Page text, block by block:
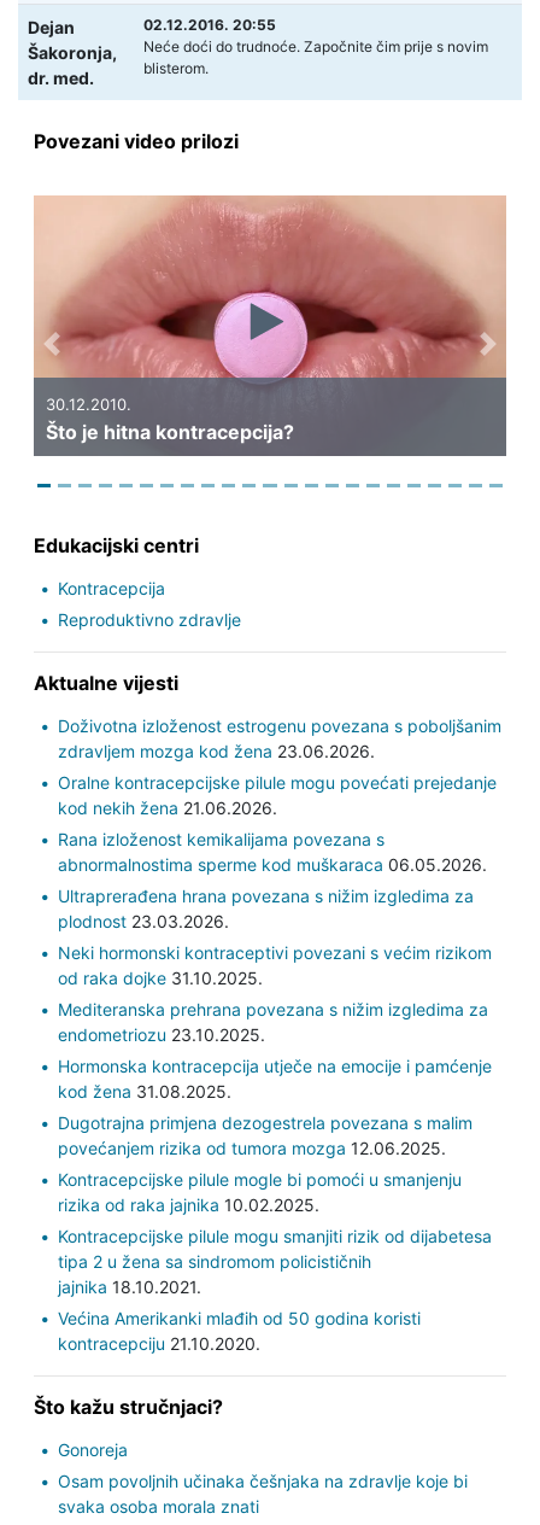
Dejan
Šakoronja,
dr. med.
02.12.2016. 20:55
Neće doći do trudnoće. Započnite čim prije s novim
blisterom.
Povezani video prilozi
hitna kontracepcija?
30.07.2010.
Previous Next
Edukacijski centri
Kontracepcija
Reproduktivno zdravlje
Aktualne vijesti
Doživotna izloženost estrogenu povezana s poboljšanim
zdravljem mozga kod žena 23.06.2026.
Oralne kontracepcijske pilule mogu povećati prejedanje
kod nekih žena 21.06.2026.
Rana izloženost kemikalijama povezana s
abnormalnostima sperme kod muškaraca 06.05.2026.
Ultraprerađena hrana povezana s nižim izgledima za
plodnost23.03.2026.
Neki hormonski kontraceptivi povezani s većim rizikom
od raka dojke31.10.2025.
Mediteranska prehrana povezana s nižim izgledima za
endometriozu 23.10.2025.
Hormonska kontracepcija utječe na emocije i pamćenje
kod žena 31.08.2025.
Dugotrajna primjena dezogestrela povezana s malim
povećanjem rizika od tumora mozga 12.06.2025.
Kontracepcijske pilule mogle bi pomoći u smanjenju
rizika od raka jajnika 10.02.2025.
Kontracepcijske pilule mogu smanjiti rizik od dijabetesa
tipa 2 u žena sa sindromom policističnih
jajnika 18.10.2021.
Većina Amerikanki mlađih od 50 godina koristi
kontracepciju 21.10.2020.
Što kažu stručnjaci?
Gonoreja
Osam povoljnih učinaka češnjaka na zdravlje koje bi
svaka osoba morala znati